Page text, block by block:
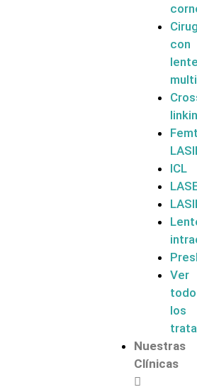
con
ICL
Ver
los
Nuestras
Clínicas